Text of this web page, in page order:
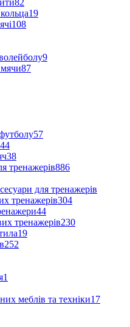
82
19
108
9
87
57
44
38
тренажерів886
для тренажерів
тренажерів304
44
тренажерів230
19
252
1
меблів та техніки17